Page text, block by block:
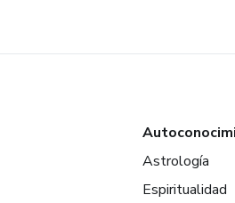
Astrología
Espiritualidad